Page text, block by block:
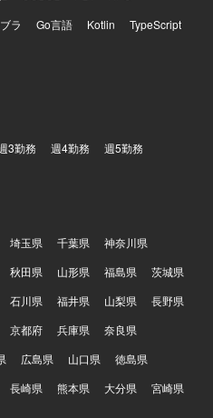
ラ Go言語 Kotlin
TypeScript
3勤務 週4勤務 週5勤務
埼玉県 千葉県
神奈川県
秋田県 山形県 福島県
茨城県
石川県 福井県 山梨県
長野県
京都府 兵庫県
奈良県
広島県 山口県
徳島県
長崎県 熊本県 大分県
宮崎県